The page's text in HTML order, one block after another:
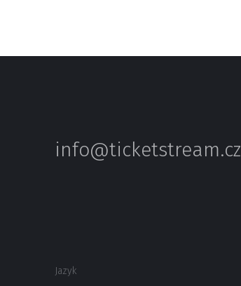
info@ticketstream.cz
Jazyk